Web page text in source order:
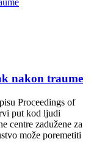
nakon traume
Proceedings of
put kod ljudi
centre zadužene za
može poremetiti